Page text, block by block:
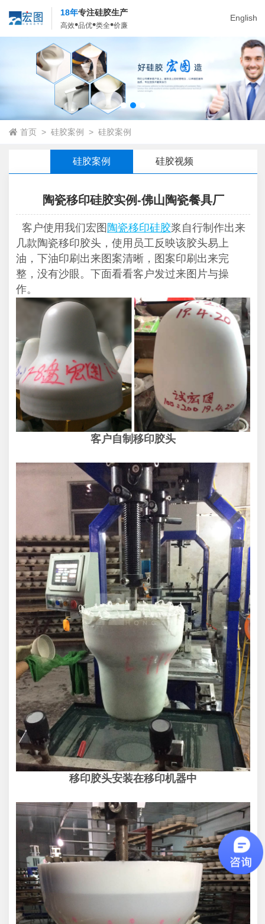
English
18年专注硅胶生产
高效•品优•类全•价廉
首页 > 硅胶案例 > 硅胶案例
硅胶案例 硅胶视频
陶瓷移印硅胶实例-佛山陶瓷餐具厂
客户使用我们宏图 陶瓷移印硅胶浆自行制作出来
几款陶瓷移印胶头，使用员工反映该胶头易上
油，下油印刷出来图案清晰，图案印刷出来完
整，没有沙眼。下面看看客户发过来图片与操
作。
客户自制移印胶头
移印胶头安装在移印机器中